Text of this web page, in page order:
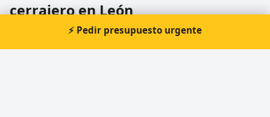
cerrajero en León
¿Dais servicio en el Bierzo y la montaña o
⚡ Pedir presupuesto urgente